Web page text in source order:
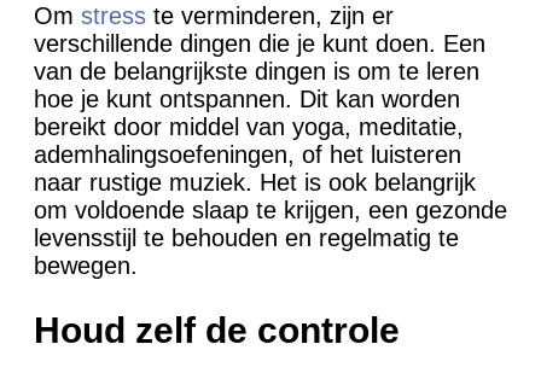
Om stress te verminderen, zijn er
verschillende dingen die je kunt doen. Een
van de belangrijkste dingen is om te leren
hoe je kunt ontspannen. Dit kan worden
bereikt door middel van yoga, meditatie,
ademhalingsoefeningen, of het luisteren
naar rustige muziek. Het is ook belangrijk
om voldoende slaap te krijgen, een gezonde
levensstijl te behouden en regelmatig te
bewegen.
Houd zelf de controle